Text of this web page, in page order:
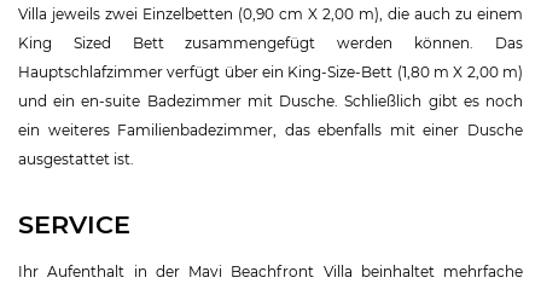
Villa jeweils zwei Einzelbetten (0,90 cm X 2,00 m), die auch zu einem
King Sized Bett zusammengefügt werden können. Das
Hauptschlafzimmer verfügt über ein King-Size-Bett (1,80 m X 2,00 m)
und ein en-suite Badezimmer mit Dusche. Schließlich gibt es noch
ein weiteres Familienbadezimmer, das ebenfalls mit einer Dusche
ausgestattet ist.
SERVICE
Ihr Aufenthalt in der Mavi Beachfront Villa beinhaltet mehrfache